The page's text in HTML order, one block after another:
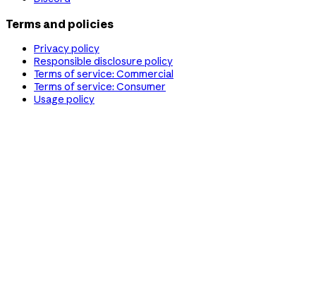
Terms and policies
Privacy policy
Responsible disclosure policy
Terms of service: Commercial
Terms of service: Consumer
Usage policy